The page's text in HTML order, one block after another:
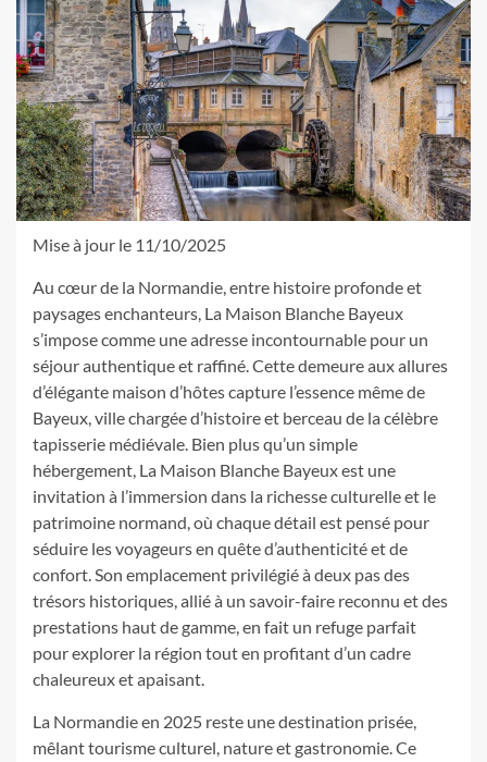
Mise à jour le 11/10/2025
Au cœur de la Normandie, entre histoire profonde et
paysages enchanteurs, La Maison Blanche Bayeux
s’impose comme une adresse incontournable pour un
séjour authentique et raffiné. Cette demeure aux allures
d’élégante maison d’hôtes capture l’essence même de
Bayeux, ville chargée d’histoire et berceau de la célèbre
tapisserie médiévale. Bien plus qu’un simple
hébergement, La Maison Blanche Bayeux est une
invitation à l’immersion dans la richesse culturelle et le
patrimoine normand, où chaque détail est pensé pour
séduire les voyageurs en quête d’authenticité et de
confort. Son emplacement privilégié à deux pas des
trésors historiques, allié à un savoir-faire reconnu et des
prestations haut de gamme, en fait un refuge parfait
pour explorer la région tout en profitant d’un cadre
chaleureux et apaisant.
La Normandie en 2025 reste une destination prisée,
mêlant tourisme culturel, nature et gastronomie. Ce